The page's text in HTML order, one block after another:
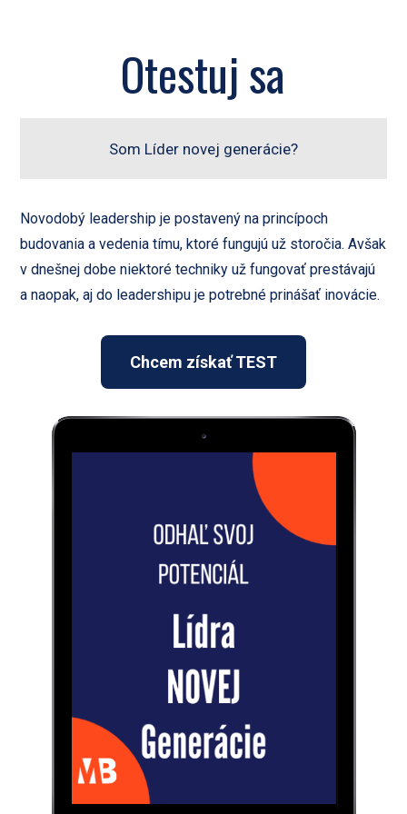
Otestuj sa
Som Líder novej generácie?
Novodobý leadership je postavený na princípoch
budovania a vedenia tímu, ktoré fungujú už storočia. Avšak
v dnešnej dobe niektoré techniky už fungovať prestávajú
a naopak, aj do leadershipu je potrebné prinášať inovácie.
Chcem získať TEST